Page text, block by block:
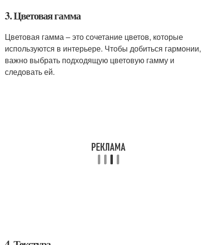
3. Цветовая гамма
Цветовая гамма – это сочетание цветов, которые
используются в интерьере. Чтобы добиться гармонии,
важно выбрать подходящую цветовую гамму и
следовать ей.